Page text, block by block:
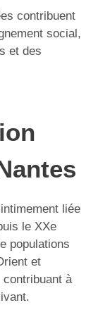
contribuent
social,
et des
liée
le XXe
populations
et
contribuant à